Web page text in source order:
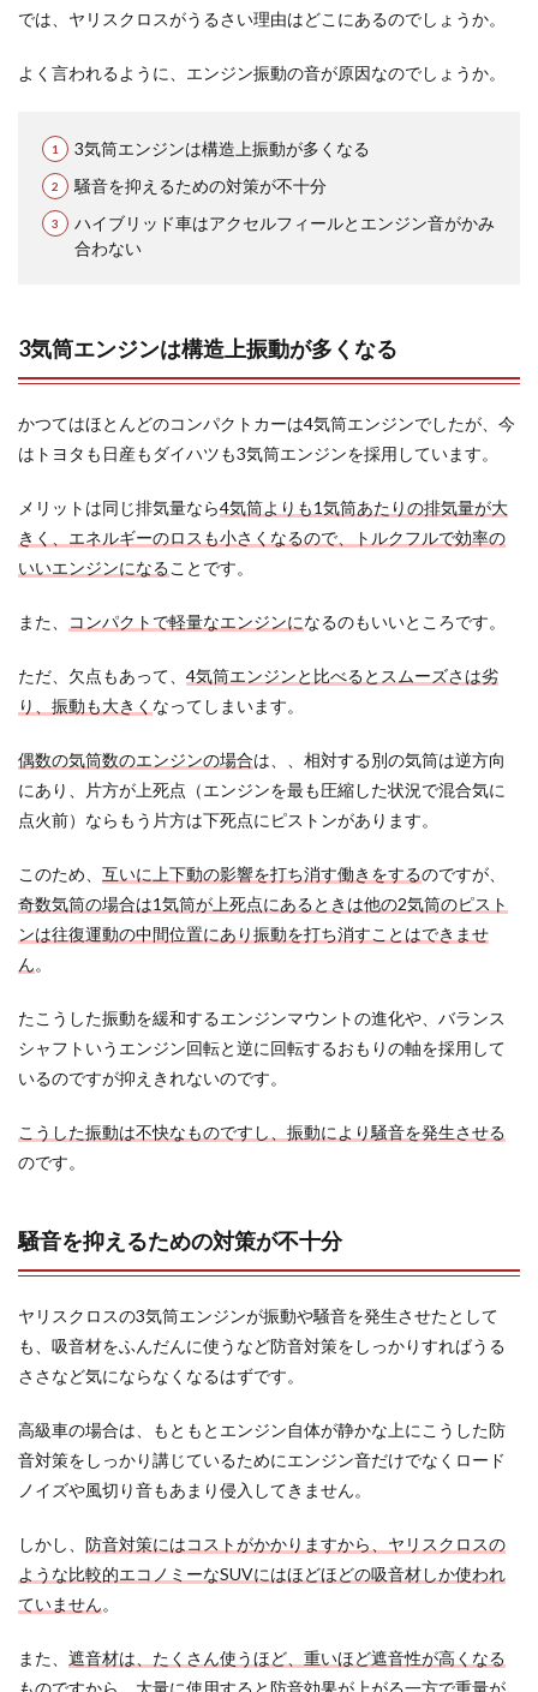
では、ヤリスクロスがうるさい理由はどこにあるのでしょうか。
よく言われるように、エンジン振動の音が原因なのでしょうか。
3気筒エンジンは構造上振動が多くなる
騒音を抑えるための対策が不十分
ハイブリッド車はアクセルフィールとエンジン音がかみ
合わない
3気筒エンジンは構造上振動が多くなる
かつてはほとんどのコンパクトカーは4気筒エンジンでしたが、今
はトヨタも日産もダイハツも3気筒エンジンを採用しています。
メリットは同じ排気量なら4気筒よりも1気筒あたりの排気量が大
きく、エネルギーのロスも小さくなるので、トルクフルで効率の
いいエンジンになることです。
また、 コンパクトで軽量なエンジンになるのもいいところです。
ただ、欠点もあって、 4気筒エンジンと比べるとスムーズさは劣
り、振動も大きく なってしまいます。
偶数の気筒数のエンジンの場合は、、相対する別の気筒は逆方向
にあり、片方が上死点（エンジンを最も圧縮した状況で混合気に
点火前）ならもう片方は下死点にピストンがあります。
このため、 互いに上下動の影響を打ち消す働きをするのですが、
奇数気筒の場合は1気筒が上死点にあるときは他の2気筒のピスト
ンは往復運動の中間位置にあり振動を打ち消すことはできませ
ん。
たこうした振動を緩和するエンジンマウントの進化や、バランス
シャフトいうエンジン回転と逆に回転するおもりの軸を採用して
いるのですが抑えきれないのです。
こうした振動は不快なものですし、振動により騒音を発生させる
のです。
騒音を抑えるための対策が不十分
ヤリスクロスの3気筒エンジンが振動や騒音を発生させたとして
も、吸音材をふんだんに使うなど防音対策をしっかりすればうる
ささなど気にならなくなるはずです。
高級車の場合は、もともとエンジン自体が静かな上にこうした防
音対策をしっかり講じているためにエンジン音だけでなくロード
ノイズや風切り音もあまり侵入してきません。
しかし、 防音対策にはコストがかかりますから、ヤリスクロスの
ような比較的エコノミーなSUVにはほどほどの吸音材しか使われ
ていません。
また、 遮音材は、たくさん使うほど、重いほど遮音性が高くなる
ものですから、 大量に使用すると防音効果が上がる一方で重量が